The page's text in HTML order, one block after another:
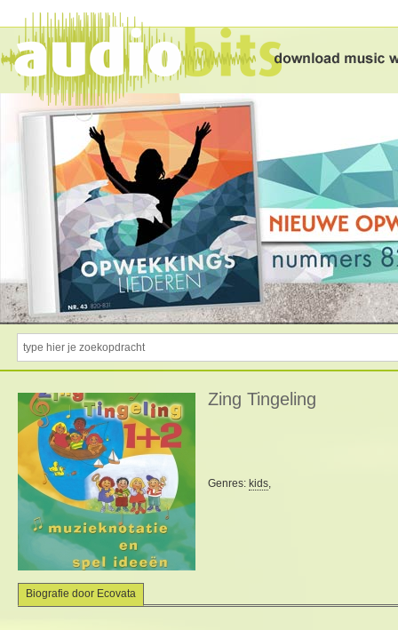
Zing Tingeling
Genres: kids,
Biografie door Ecovata